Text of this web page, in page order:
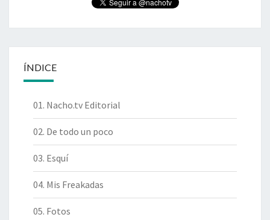
ÍNDICE
01. Nacho.tv Editorial
02. De todo un poco
03. Esquí
04. Mis Freakadas
05. Fotos